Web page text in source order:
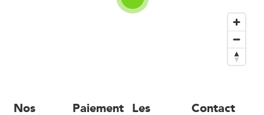
Nos Paiement Les Contact